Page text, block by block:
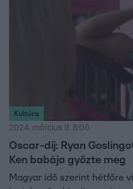
Kultúra
2024. március 9. 8:00
Oscar-díj: Ryan
Ken babája győzte meg
Magyar idő szerint hétfőre